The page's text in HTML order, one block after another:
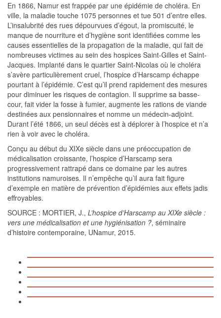
En 1866, Namur est frappée par une épidémie de choléra. En
ville, la maladie touche 1075 personnes et tue 501 d’entre elles.
L’insalubrité des rues dépourvues d’égout, la promiscuité, le
manque de nourriture et d’hygiène sont identifiées comme les
causes essentielles de la propagation de la maladie, qui fait de
nombreuses victimes au sein des hospices Saint-Gilles et Saint-
Jacques. Implanté dans le quartier Saint-Nicolas où le choléra
s’avère particulièrement cruel, l’hospice d’Harscamp échappe
pourtant à l’épidémie. C’est qu’il prend rapidement des mesures
pour diminuer les risques de contagion. Il supprime sa basse-
cour, fait vider la fosse à fumier, augmente les rations de viande
destinées aux pensionnaires et nomme un médecin-adjoint.
Durant l’été 1866, un seul décès est à déplorer à l’hospice et n’a
rien à voir avec le choléra.
Conçu au début du XIXe siècle dans une préoccupation de
médicalisation croissante, l’hospice d’Harscamp sera
progressivement rattrapé dans ce domaine par les autres
institutions namuroises. Il n’empêche qu’il aura fait figure
d’exemple en matière de prévention d’épidémies aux effets jadis
effroyables.
SOURCE : MORTIER, J., L’hospice d’Harscamp au XIXe siècle :
vers une médicalisation et une hygiénisation ?, séminaire
d’histoire contemporaine, UNamur, 2015.